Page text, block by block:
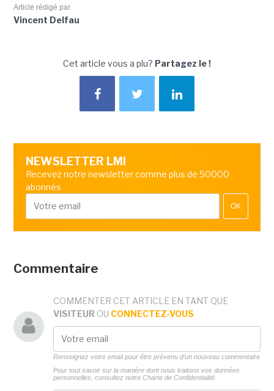
Article rédigé par
Vincent Delfau
Cet article vous a plu? Partagez le !
NEWSLETTER LMI
Recevez notre newsletter comme plus de 50000
abonnés
OK
Commentaire
COMMENTER CET ARTICLE EN TANT QUE
VISITEUR OU CONNECTEZ-VOUS
Renseignez votre email pour être prévenu d'un nouveau commentaire
Pour tout savoir sur la manière dont nous traitons vos données
personnelles, consultez notre Charte de Confidentialité.